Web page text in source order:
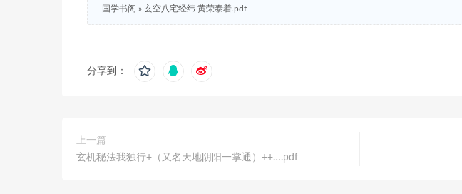
国学书阁 » 玄空八宅经纬 黄荣泰着.pdf
分享到：
上一篇
玄机秘法我独行+（又名天地阴阳一掌通）++….pdf